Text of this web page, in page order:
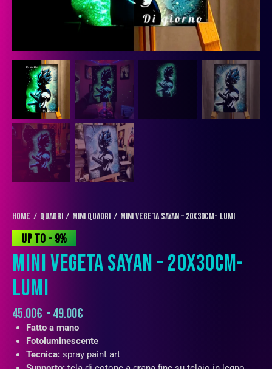
Home QUADRI Mini Quadri Mini Vegeta Sayan – 20x30cm- Lumi
UP TO - 9%
MINI VEGETA SAYAN – 20X30CM-
LUMI
45.00€ - 49.00€
Fatto a mano
Fotoluminescente
Tecnica:spray paint art